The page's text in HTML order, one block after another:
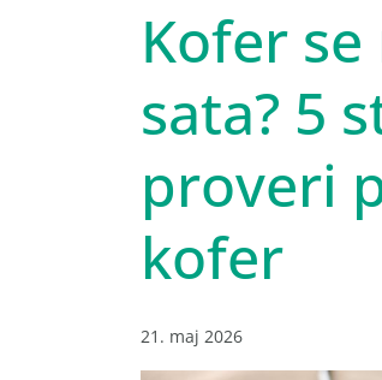
Kofer
sata? 5
proveri
kofer
21. maj 2026